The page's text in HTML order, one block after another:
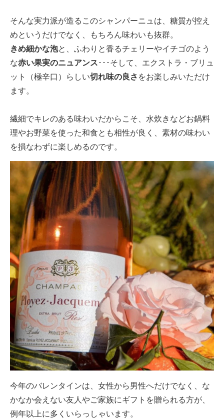
そんな実力派が造るこのシャンパーニュは、糖質が控え
めというだけでなく、もちろん味わいも抜群。
きめ細かな泡と、ふわりと香るチェリーやイチゴのよう
な赤い果実のニュアンス ･･･そして、エクストラ・ブリュ
ット（極辛口）らしい切れ味の良さ をお楽しみいただけ
ます。
繊細でキレのある味わいだからこそ、水炊きなどお鍋料
理やお野菜を使った和食とも相性が良く、素材の味わい
を損なわずに楽しめるのです。
今年のバレンタインは、女性から男性へだけでなく、な
かなか会えない友人やご家族にギフトを贈られる方が、
例年以上に多くいらっしゃいます。